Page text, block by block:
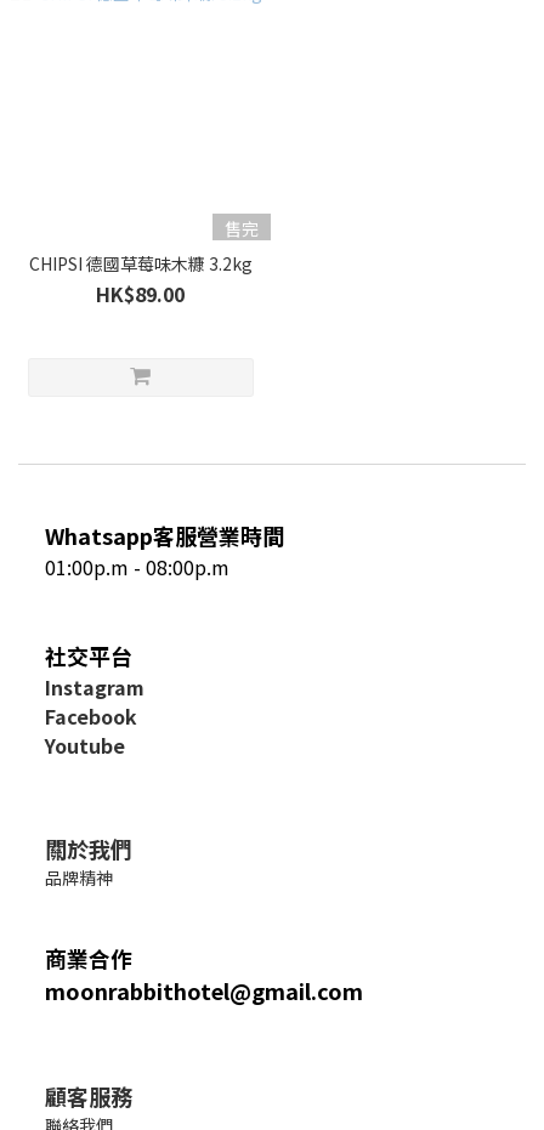
售完
CHIPSI 德國草莓味木糠 3.2kg
HK$89.00
Whatsapp客服營業時間
01:00p.m - 08:00p.m
社交平台
Instagram
Facebook
Youtube
關於我們
品牌精神
商業合作
moonrabbithotel@gmail.com
顧客服務
聯絡我們